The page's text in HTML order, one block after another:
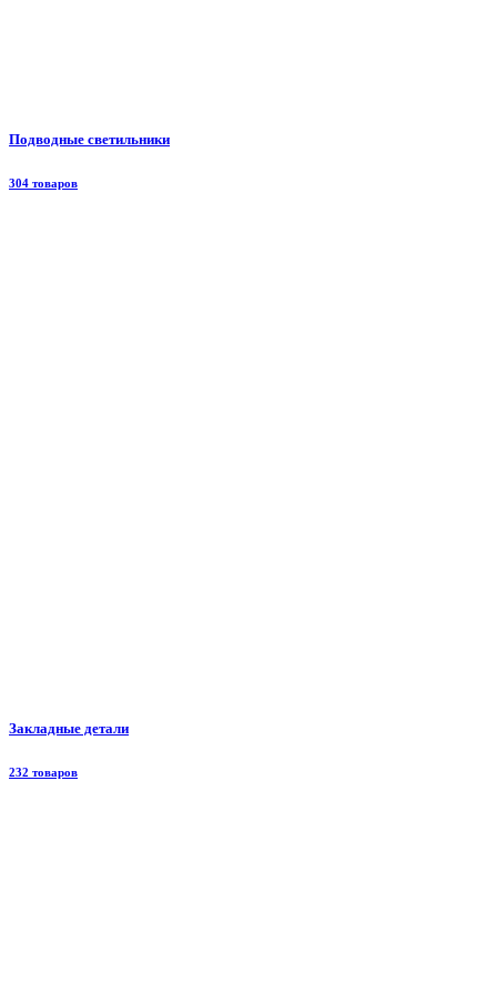
Подводные светильники
304 товаров
Закладные детали
232 товаров